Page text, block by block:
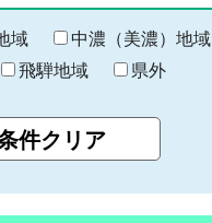
域 中濃（美濃）地域
飛騨地域 県外